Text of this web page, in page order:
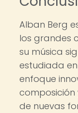
Alban Berg
los grandes
su música
estudiada
enfoque
de nuevas